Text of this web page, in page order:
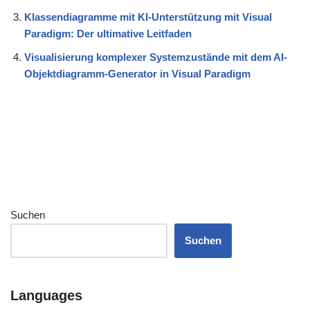
Klassendiagramme mit KI-Unterstützung mit Visual
Paradigm: Der ultimative Leitfaden
Visualisierung komplexer Systemzustände mit dem AI-
Objektdiagramm-Generator in Visual Paradigm
Suchen
Suchen
Languages